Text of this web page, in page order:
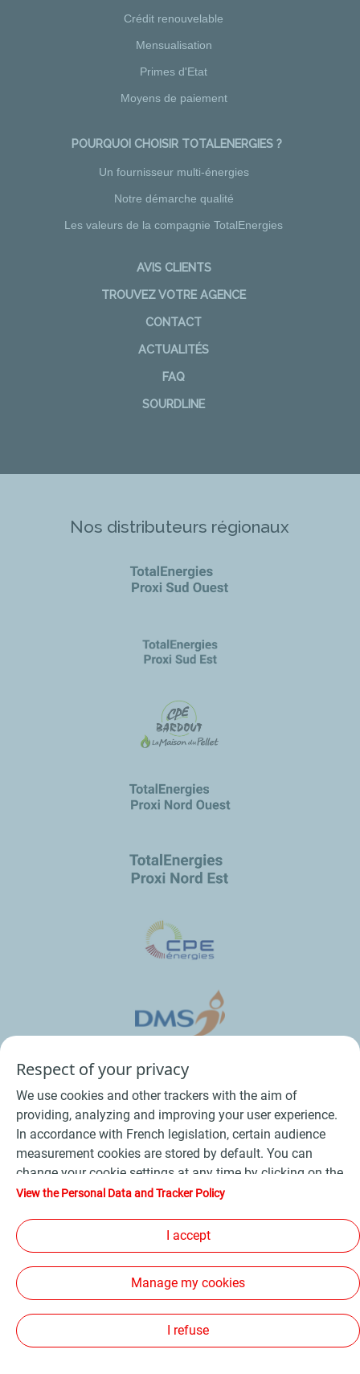
Crédit renouvelable
Mensualisation
Primes d'Etat
Moyens de paiement
POURQUOI CHOISIR TOTALENERGIES ?
Un fournisseur multi-énergies
Notre démarche qualité
Les valeurs de la compagnie TotalEnergies
AVIS CLIENTS
TROUVEZ VOTRE AGENCE
CONTACT
ACTUALITÉS
FAQ
SOURDLINE
Nos distributeurs régionaux
Conditions Générales de Vente Bois
Conditions Générales d’Utilisation
Cookies - Plan du site -
Les sites de la compagnie TotalEnergies
Accessibilité: non conforme
Respect of your privacy
We use cookies and other trackers with the aim of
providing, analyzing and improving your user experience.
In accordance with French legislation, certain audience
measurement cookies are stored by default. You can
change your cookie settings at any time by clicking on the
"Manage my cookies" button. By clicking on the "Accept"
device. If you click on "Decline", only the technical cookies
required for the site to function correctly will be used. For
more information, refer to the "Personal Data and Tracker
Policy" page.
View the Personal Data and Tracker Policy
I accept
Manage my cookies
I refuse